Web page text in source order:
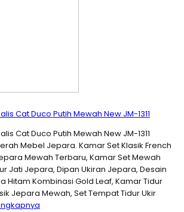
Cat Duco Putih Mewah New JM-1311
Cat Duco Putih Mewah New JM-1311
Mebel Jepara. Kamar Set Klasik French
Mewah Terbaru, Kamar Set Mewah
Jati Jepara, Dipan Ukiran Jepara, Desain
Hitam Kombinasi Gold Leaf, Kamar Tidur
Jepara Mewah, Set Tempat Tidur Ukir